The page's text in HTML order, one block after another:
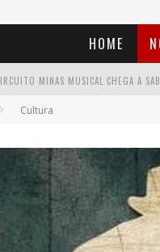
HOME
YAN TRAZ A TURNÊ NACIONAL DO
Cultura